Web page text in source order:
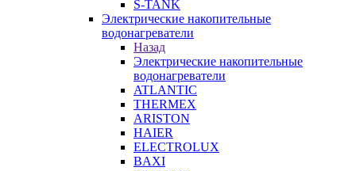
S-TANK
Электрические накопительные
водонагреватели
Назад
Электрические накопительные
водонагреватели
ATLANTIC
THERMEX
ARISTON
HAIER
ELECTROLUX
BAXI